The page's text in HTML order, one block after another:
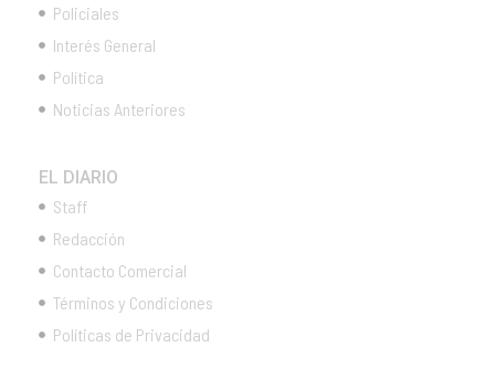
Policiales
Interés General
Política
Noticias Anteriores
EL DIARIO
Staff
Redacción
Contacto Comercial
Términos y Condiciones
Políticas de Privacidad